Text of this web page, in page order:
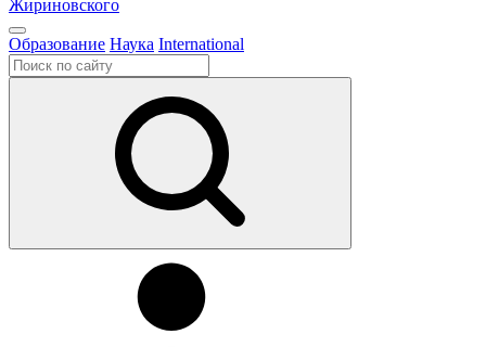
Жириновского
Образование Наука International